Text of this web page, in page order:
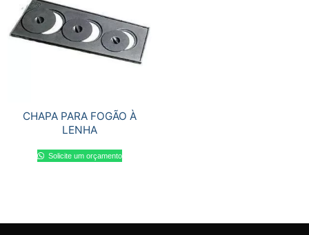
CHAPA PARA FOGÃO À
LENHA
Solicite um orçamento